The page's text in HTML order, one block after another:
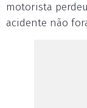
motorista
acidente não